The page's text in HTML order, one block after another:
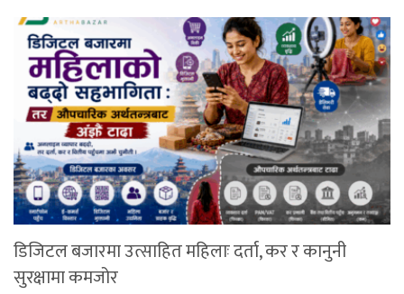
डिजिटल बजारमा उत्साहित महिलाः दर्ता, कर र कानुनी
सुरक्षामा कमजोर